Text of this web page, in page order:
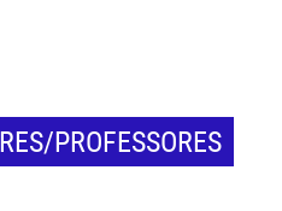
PROFESSORES